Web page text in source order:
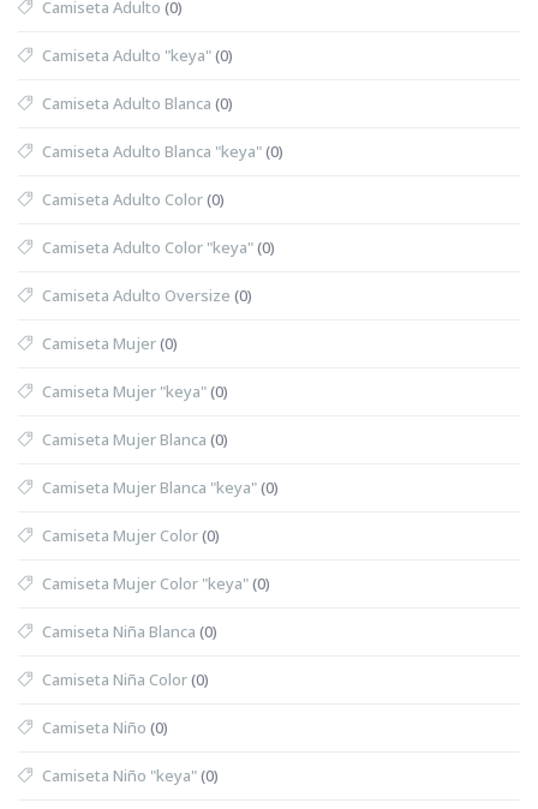
Camiseta Adulto (0)
Camiseta Adulto "keya"(0)
Camiseta Adulto Blanca (0)
Camiseta Adulto Blanca "keya"(0)
Camiseta Adulto Color(0)
Camiseta Adulto Color "keya"(0)
Camiseta Adulto Oversize (0)
Camiseta Mujer(0)
Camiseta Mujer "keya"(0)
Camiseta Mujer Blanca (0)
Camiseta Mujer Blanca "keya"(0)
Camiseta Mujer Color(0)
Camiseta Mujer Color "keya"(0)
Camiseta Niña Blanca (0)
Camiseta Niña Color(0)
Camiseta Niño (0)
Camiseta Niño "keya"(0)